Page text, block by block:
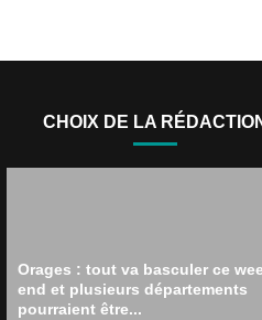
CHOIX DE LA
Orages : tout va basculer ce
end et plusieurs départements
pourraient être...